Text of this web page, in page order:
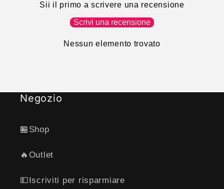
Sii il primo a scrivere una recensione
Scrivi una recensione
Nessun elemento trovato
Negozio
🏪Shop
🔥Outlet
💵Iscriviti per risparmiare